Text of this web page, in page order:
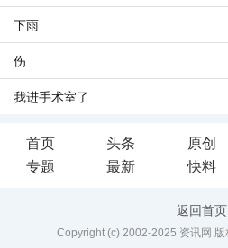
下雨
伤
我进手术室了
首页 头条 原创
专题
最新 快料
返回首页
Copyright (c) 2002-2025 资讯网